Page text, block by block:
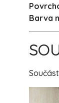
Barva